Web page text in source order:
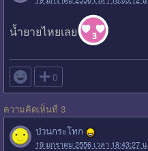
น้ำยายไหยเลย
 0
ความคิดเห็นที่ 3
ป่วนกระโทก
19 มกราคม 2556 เวลา 18:43:27 น.